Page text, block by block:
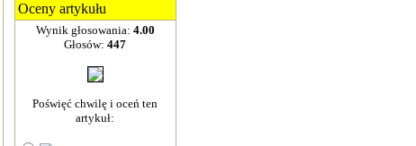
Oceny artykułu
Wynik głosowania: 4.00
Głosów: 447
Poświęć chwilę i oceń ten
artykuł: